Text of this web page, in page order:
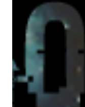
fatto decidere a
Dunque qual è
febbraio è libri
un po' di titoli in
ispirato alle favole
poi a random ne